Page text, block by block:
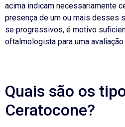
acima indicam necessariamente
presença de um ou mais desses
se progressivos, é motivo
oftalmologista para uma
Quais são os
Ceratocone?